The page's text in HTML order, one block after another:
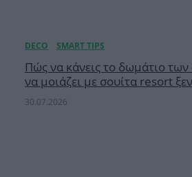
Πώς να κάνεις το δωμάτιο
να μοιάζει με σουίτα resort
30.07.2026